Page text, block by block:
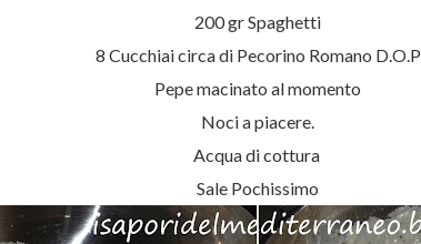
200 gr Spaghetti
8 Cucchiai circa di Pecorino Romano D.O.P
Pepe macinato al momento
Noci a piacere.
Acqua di cottura
Sale Pochissimo